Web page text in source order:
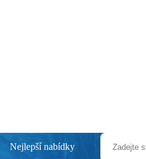
Nejlepší nabídky